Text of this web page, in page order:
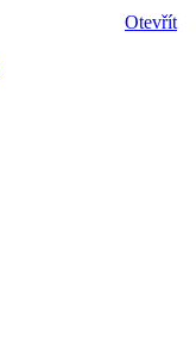
Otevřít